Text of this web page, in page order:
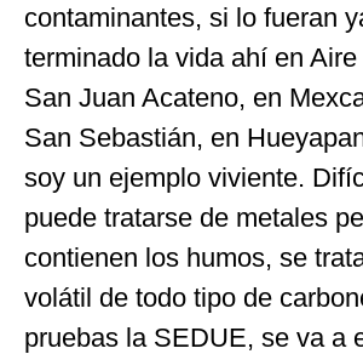
contaminantes, si lo fueran
terminado la vida ahí en
San Juan Acateno, en
San Sebastián, en
soy un ejemplo viviente.
puede tratarse de metales
contienen los humos, se
volátil de todo tipo de
pruebas la SEDUE, se va a